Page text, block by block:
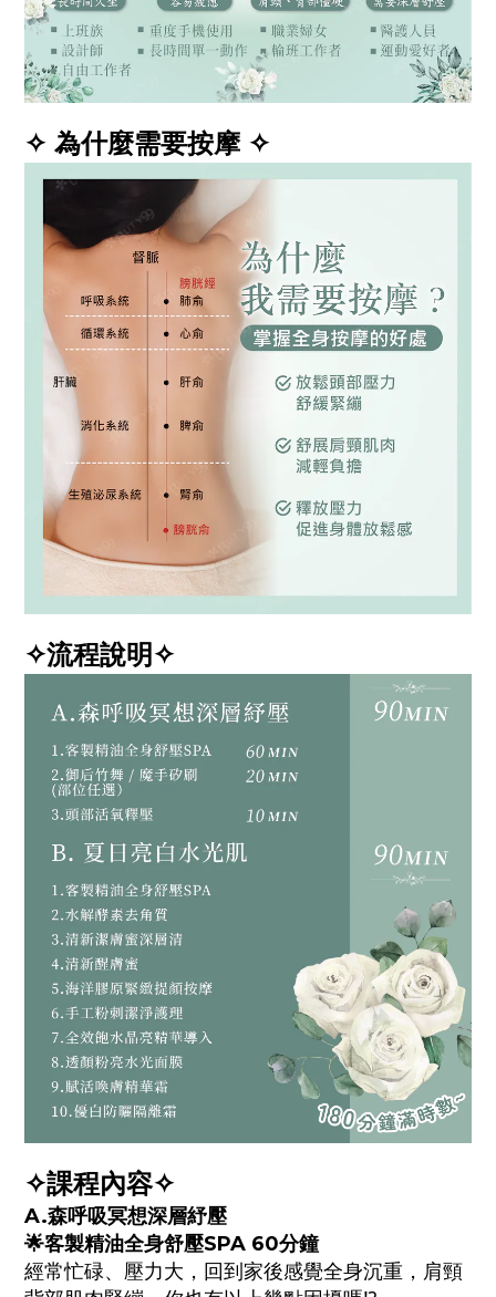
✧ 為什麼需要按摩✧
✧流程說明✧
✧課程內容✧
A.森呼吸冥想深層紓壓
🌟客製精油全身舒壓SPA 60分鐘
經常忙碌、壓力大，回到家後感覺全身沉重，肩頸